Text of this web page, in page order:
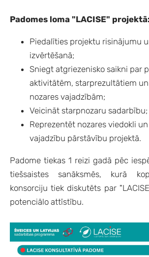
Padomes loma "LACISE" projektā:
Piedalīties projektu risinājumu
izvērtēšanā;
Sniegt atgriezenisko saikni par
aktivitātēm, starprezultātiem
nozares vajadzībām;
Veicināt starpnozaru sadarbību;
Reprezentēt nozares viedokli
vajadzību pārstāvību projektā.
Padome tiekas 1 reizi gadā pēc
tiešsaistes sanāksmēs, kurā
konsorciju tiek diskutēts par
potenciālo attīstību.